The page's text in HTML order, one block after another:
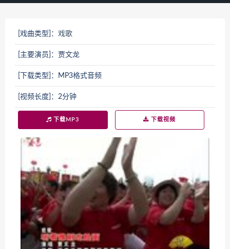
[戏曲类型]： 戏歌
[主要演员]：贾文龙
[下载类型]：MP3格式音频
[视频长度]：2分钟
下载MP3 下载视频